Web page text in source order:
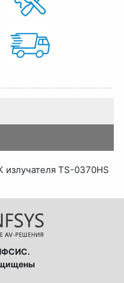
TS-0370HS